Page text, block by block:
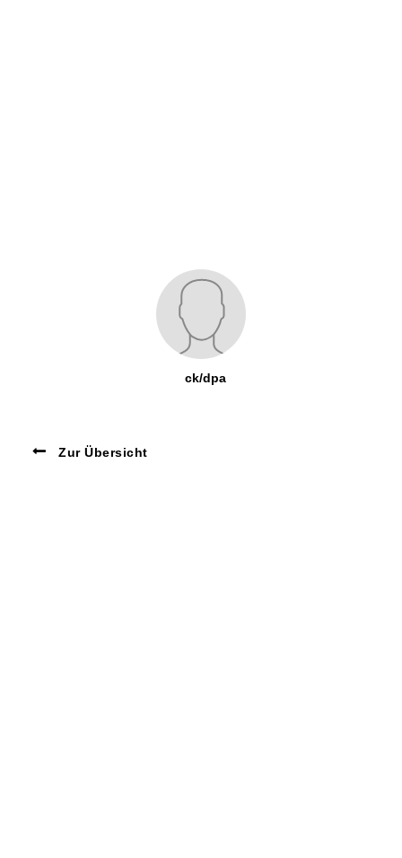
ck/dpa
Zur Übersicht